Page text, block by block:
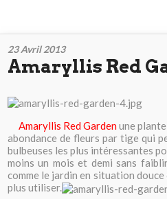
23 Avril 2013
Amaryllis Red
Amaryllis Red Gardenune plante
abondance de fleurs par tige qui
bulbeuses les plus intéressantes
moins un mois et demi sans
comme le jardin en situation
plus utiliser.